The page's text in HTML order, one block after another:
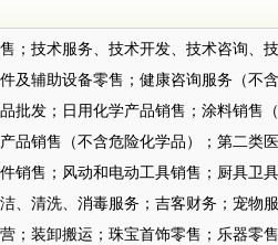
；技术服务、技术开发、技术咨询、
及辅助设备零售；健康咨询服务（不
批发；日用化学产品销售；涂料销售
品销售（不含危险化学品）；第二类
销售；风动和电动工具销售；厨具卫
、清洗、消毒服务；吉客财务；宠物
；装卸搬运；珠宝首饰零售；乐器零